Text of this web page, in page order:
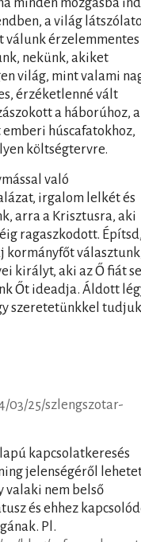
a világ
válunk érzelemmentes
nekünk, akiket
világ, mint valami
érzéketlenné vált
a háborúhoz, a
húscafatokhoz,
költségtervre.
való
irgalom lelkét és
arra a Krisztusra, aki
ragaszkodott.
kormányfőt
királyt, aki az Ő fiát
Őt ideadja. Áldott
szeretetünkkel tudjuk
03/25/szlengszotar-
kapcsolatkeresés
jelenségéről
valaki nem belső
és ehhez
Pl.